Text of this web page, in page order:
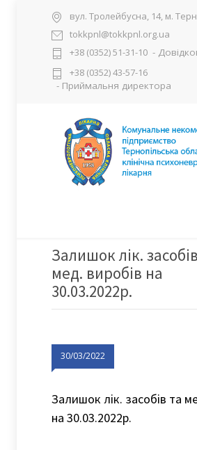
вул. Тролейбусна, 14, м.
tokkpnl@tokkpnl.org.ua
+38 (0352) 51-31-10 -
+38 (0352) 43-57-16
- Приймальня директора
Залишок лік.
мед. виробів на
30.03.2022р.
30/03/2022
Залишок лік. засобів та
на 30.03.2022р.